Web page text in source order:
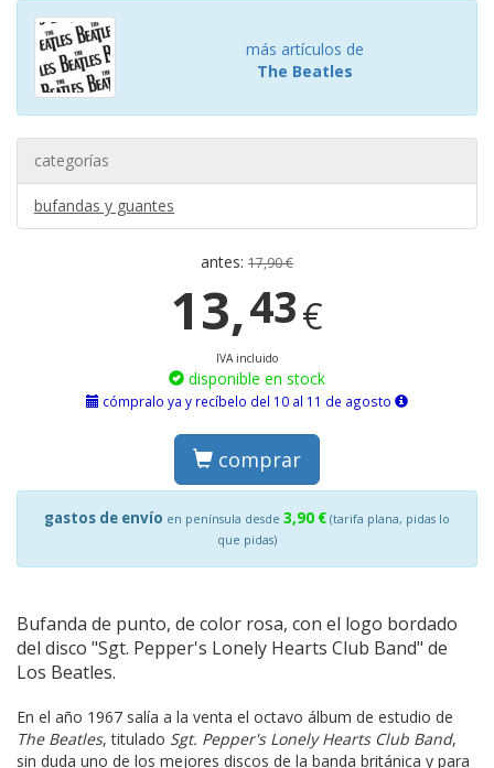
más artículos de
The Beatles
categorías
bufandas y guantes
antes: 17,90 €
13,43€
IVA incluido
disponible en stock
cómpralo ya y recíbelo del 10 al 11 de agosto
comprar
gastos de envío en península desde 3,90 € (tarifa plana, pidas lo
que pidas)
Bufanda de punto, de color rosa, con el logo bordado
del disco "Sgt. Pepper's Lonely Hearts Club Band" de
Los Beatles.
En el año 1967 salía a la venta el octavo álbum de estudio de
The Beatles, titulado Sgt. Pepper's Lonely Hearts Club Band,
sin duda uno de los mejores discos de la banda británica y para